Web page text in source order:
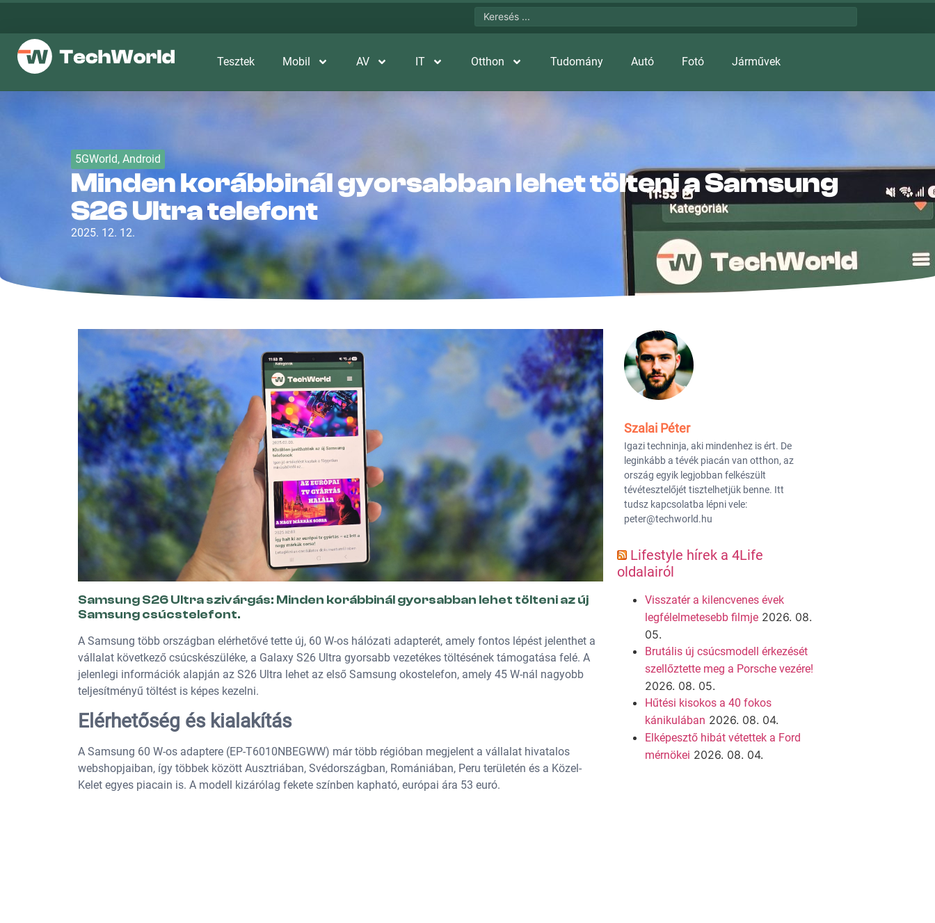
Tesztek Mobil AV IT Otthon Tudomány Autó Fotó Járművek
5GWorld, Android
Minden korábbinál gyorsabban lehet tölteni a Samsung
S26 Ultra telefont
2025. 12. 12.
Samsung S26 Ultra szivárgás: Minden korábbinál gyorsabban lehet tölteni az új
Samsung csúcstelefont.
A Samsung több országban elérhetővé tette új, 60 W-os hálózati adapterét, amely fontos lépést jelenthet a
vállalat következő csúcskészüléke, a Galaxy S26 Ultra gyorsabb vezetékes töltésének támogatása felé. A
jelenlegi információk alapján az S26 Ultra lehet az első Samsung okostelefon, amely 45 W-nál nagyobb
teljesítményű töltést is képes kezelni.
Elérhetőség és kialakítás
A Samsung 60 W-os adaptere (EP-T6010NBEGWW) már több régióban megjelent a vállalat hivatalos
webshopjaiban, így többek között Ausztriában, Svédországban, Romániában, Peru területén és a Közel-
Kelet egyes piacain is. A modell kizárólag fekete színben kapható, európai ára 53 euró.
Szalai Péter
Igazi techninja, aki mindenhez is ért. De
leginkább a tévék piacán van otthon, az
ország egyik legjobban felkészült
tévétesztelőjét tisztelhetjük benne. Itt
tudsz kapcsolatba lépni vele:
peter@techworld.hu
Lifestyle hírek a 4Life
oldalairól
Visszatér a kilencvenes évek
legfélelmetesebb filmje 2026. 08.
05.
Brutális új csúcsmodell érkezését
szellőztette meg a Porsche vezére!
2026. 08. 05.
Hűtési kisokos a 40 fokos
kánikulában 2026. 08. 04.
Elképesztő hibát vétettek a Ford
mérnökei 2026. 08. 04.